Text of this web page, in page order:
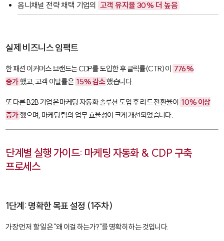
옴니채널 전략 채택 기업의
고객 유지율 30% 더 높음
실제 비즈니스 임팩트
한 패션 이커머스 브랜드는 CDP를 도입한 후 클릭률(CTR)이 776%
증가 했고, 고객 이탈률은 15% 감소했습니다.
또 다른 B2B 기업은 마케팅 자동화 솔루션 도입 후 리드 전환율이 10% 이상
증가 했으며, 마케팅 팀의 업무 효율성이 크게 개선되었습니다.
단계별 실행 가이드: 마케팅 자동화 & CDP 구축
프로세스
1단계: 명확한 목표 설정 (1주차)
가장 먼저 할 일은 "왜 이걸 하는가?"를 명확히 하는 것입니다.